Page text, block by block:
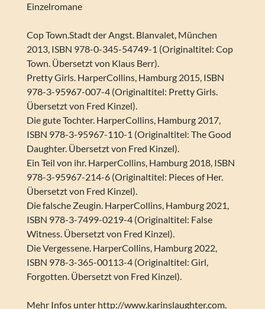
Einzelromane
Cop Town.Stadt der Angst. Blanvalet, München
2013, ISBN 978-0-345-54749-1 (Originaltitel: Cop
Town. Übersetzt von Klaus Berr).
Pretty Girls. HarperCollins, Hamburg 2015, ISBN
978-3-95967-007-4 (Originaltitel: Pretty Girls.
Übersetzt von Fred Kinzel).
Die gute Tochter. HarperCollins, Hamburg 2017,
ISBN 978-3-95967-110-1 (Originaltitel: The Good
Daughter. Übersetzt von Fred Kinzel).
Ein Teil von ihr. HarperCollins, Hamburg 2018, ISBN
978-3-95967-214-6 (Originaltitel: Pieces of Her.
Übersetzt von Fred Kinzel).
Die falsche Zeugin. HarperCollins, Hamburg 2021,
ISBN 978-3-7499-0219-4 (Originaltitel: False
Witness. Übersetzt von Fred Kinzel).
Die Vergessene. HarperCollins, Hamburg 2022,
ISBN 978-3-365-00113-4 (Originaltitel: Girl,
Forgotten. Übersetzt von Fred Kinzel).
Mehr Infos unter http://www.karinslaughter.com.